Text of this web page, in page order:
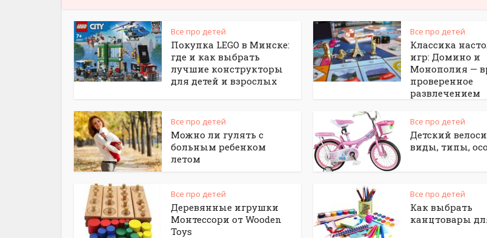
Все про детей
Покупка LEGO в Минске:
где и как выбрать
лучшие конструкторы
для детей и взрослых
Все про детей
Классика
игр: Домино и
Монополия —
проверенное
развлечением
Все про детей
Можно ли гулять с
больным ребенком
летом
Все про детей
Детский
виды, типы,
Все про детей
Деревянные игрушки
Монтессори от Wooden
Toys
Все про детей
Как выбрать
канцтовары